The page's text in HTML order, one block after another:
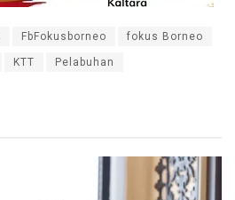
FbFokusborneo fokus Borneo
KTT Pelabuhan